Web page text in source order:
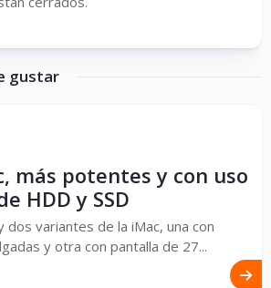
gustar
más potentes y con uso
HDD y SSD
variantes de la iMac, una con
y otra con pantalla de 27...